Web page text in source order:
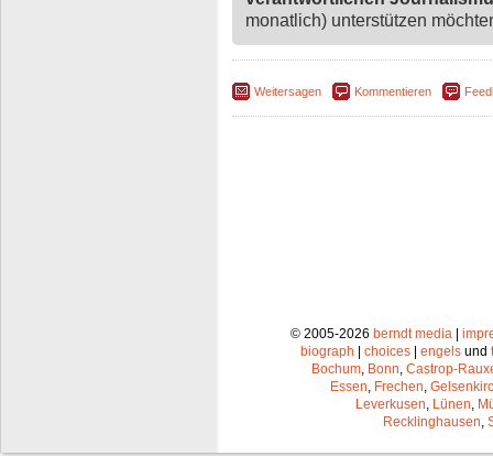
monatlich) unterstützen
Weitersagen Kommentieren
© 2005-2026 berndt media|
biograph
choices engels und
Bochum, Bonn, Castrop-
Essen, Frechen,
Leverkusen, Lünen,
Recklinghausen,